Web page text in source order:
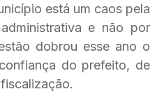
está um caos pela
e não por
dobrou esse ano o
do prefeito, de